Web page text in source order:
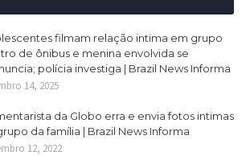
filmam relação intima em grupo
de ônibus e menina envolvida se
polícia investiga | Brazil News Informa
14, 2025
da Globo erra e envia fotos intimas
da família | Brazil News Informa
12, 2022